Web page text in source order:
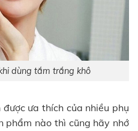
dùng tắm trắng khô
được ưa thích của nhiều phụ
phẩm nào thì cũng hãy nhớ